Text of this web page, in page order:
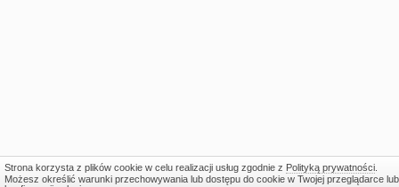
Strona korzysta z plików cookie w celu realizacji usług zgodnie z Polityką prywatności.
Możesz określić warunki przechowywania lub dostępu do cookie w Twojej przeglądarce lub